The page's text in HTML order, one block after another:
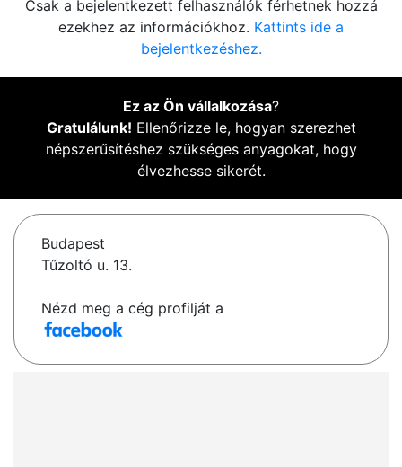
Csak a bejelentkezett felhasználók férhetnek hozzá
ezekhez az információkhoz. Kattints ide a
bejelentkezéshez.
Ez az Ön vállalkozása?
Gratulálunk! Ellenőrizze le, hogyan szerezhet
népszerűsítéshez szükséges anyagokat, hogy
élvezhesse sikerét.
Budapest
Tűzoltó u. 13.
Nézd meg a cég profilját a